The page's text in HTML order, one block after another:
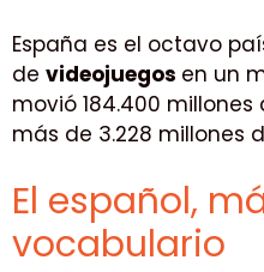
España es el octavo
de videojuegos en un
movió 184.400
más de 3.228 millones
El español,
vocabulario